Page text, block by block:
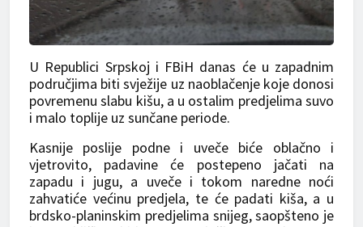
U Republici Srpskoj i FBiH danas će u zapadnim
područjima biti svježije uz naoblačenje koje donosi
povremenu slabu kišu, a u ostalim predjelima suvo
i malo toplije uz sunčane periode.
Kasnije poslije podne i uveče biće oblačno i
vjetrovito, padavine će postepeno jačati na
zapadu i jugu, a uveče i tokom naredne noći
zahvatiće većinu predjela, te će padati kiša, a u
brdsko-planinskim predjelima snijeg, saopšteno je